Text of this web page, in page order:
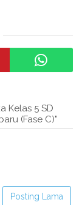
Kelas 5 SD
(Fase C)"
Posting Lama